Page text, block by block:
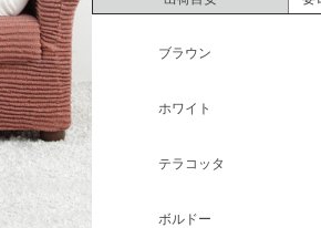
ブラウン
ホワイト
テラコッタ
ボルドー